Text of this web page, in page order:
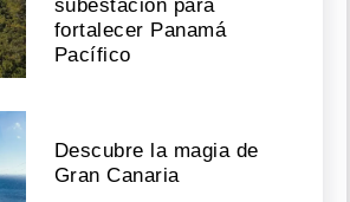
subestación para
fortalecer Panamá
Pacífico
Descubre la magia de
Gran Canaria